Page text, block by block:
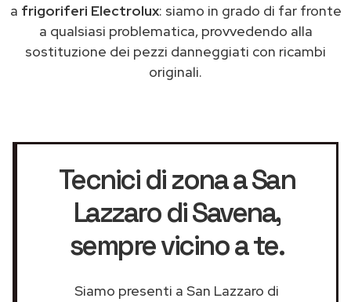
a frigoriferi Electrolux: siamo in grado di far fronte
a qualsiasi problematica, provvedendo alla
sostituzione dei pezzi danneggiati con ricambi
originali.
Tecnici di zona a San
Lazzaro di Savena,
sempre vicino a te.
Siamo presenti a San Lazzaro di